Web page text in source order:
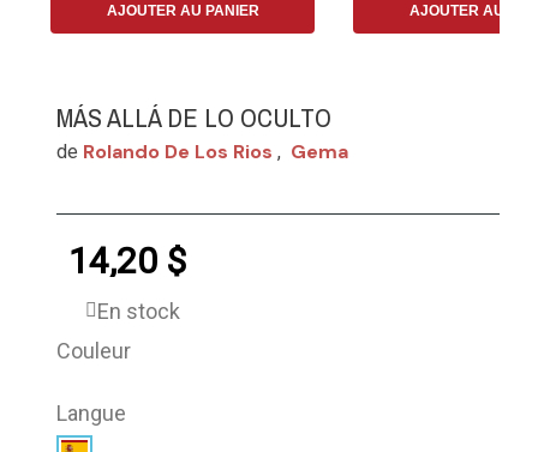
AJOUTER AU PANIER AJOUTER AU
MÁS ALLÁ DE LO OCULTO
de Rolando De Los Rios , Gema
14,20 $
En stock
Couleur
Langue